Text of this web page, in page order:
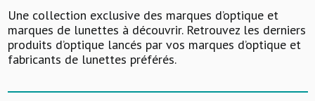
Une collection exclusive des marques d’optique et
marques de lunettes à découvrir. Retrouvez les derniers
produits d’optique lancés par vos marques d’optique et
fabricants de lunettes préférés.